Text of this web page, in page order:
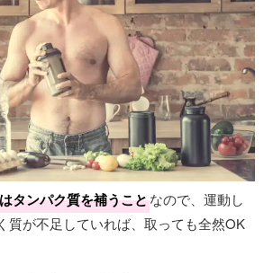
タンパク質を補うことなので、運動し
質が不足していれば、取っても全然OK